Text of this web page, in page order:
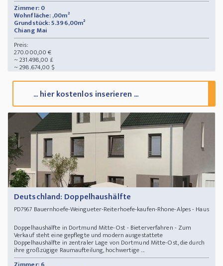
Zimmer: 0
Wohnfläche: ,00m²
Grundstück: 5.396,00m²
Chiang Mai
Preis:
270.000,00 €
~ 231.498,00 £
~ 298.674,00 $
... hier kostenlos inserieren ...
Deutschland: Doppelhaushälfte
PD7967 Bauernhoefe-Weingueter-Reiterhoefe-kaufen-Rhone-Alpes - Haus
Doppelhaushälfte in Dortmund Mitte-Ost - Bieterverfahren - Zum
Verkauf steht eine gepflegte und modern ausgestattete
Doppelhaushälfte in zentraler Lage von Dortmund Mitte-Ost, die durch
ihre großzügige Raumaufteilung, hochwertige ...